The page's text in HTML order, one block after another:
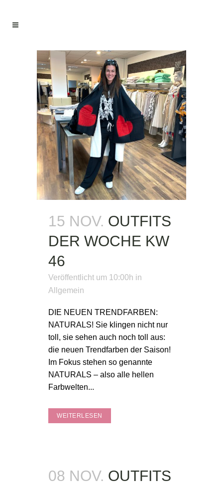
15 NOV. OUTFITS
DER WOCHE KW
46
Veröffentlicht um 10:00h in
Allgemein
DIE NEUEN TRENDFARBEN:
NATURALS! Sie klingen nicht nur
toll, sie sehen auch noch toll aus:
die neuen Trendfarben der Saison!
Im Fokus stehen so genannte
NATURALS – also alle hellen
Farbwelten...
WEITERLESEN
08 NOV. OUTFITS